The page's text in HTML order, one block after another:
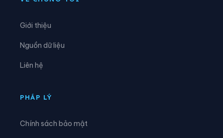
Xã Hậu Lộc
Giới thiệu
Nguồn dữ liệu
Liên hệ
PHÁP LÝ
Chính sách bảo mật